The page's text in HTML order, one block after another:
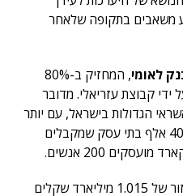
משאבים בתקופה שלאחר
לאומי
, המחזיק ב-80%
ידי קבוצת עזריאלי. מדובר
הגדולות בישראל, עם יותר
משני מיליון כרטיסים פעילים וכ-40 אלף בתי עסק שמקבלים
200 אנשים.
החברה סיימה את 2014 עם מחזור של 1.015 מיליארד שקלים